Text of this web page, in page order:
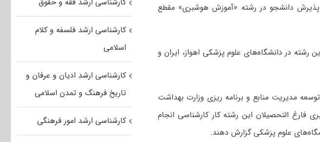
مجوز پذیرش دانشجو در رشته «آموزش هوشبری» مقطع
در دانشگاه‌های علوم پزشکی اهواز، ایران و
مدیریت منابع و برنامه ریزی وزارت بهداشت
فارغ التحصیلان این رشته کار کارشناسی انجام
علوم پزشکی گزارش دهند.
کارشناسی ارشد فلسفه و کلام
اسلامی
کارشناسی ارشد ادیان و عرفان و
تاریخ فرهنگ و تمدن اسلامی
کارشناسی ارشد امور فرهنگی